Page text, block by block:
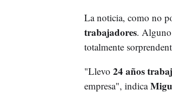
La noticia, como no
trabajadores. Alguno
totalmente
"Llevo 24 años
empresa", indica